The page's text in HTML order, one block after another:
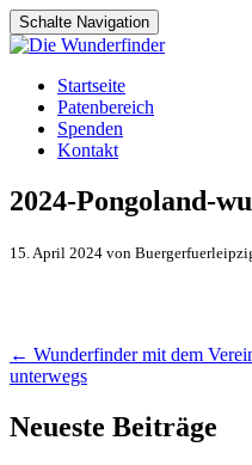
Schalte Navigation
Zum
Inhalt
springen
Startseite
Patenbereich
Spenden
Kontakt
2024-Pongoland-
15. April 2024 von
Artikel-
Navigation
← Wunderfinder mit dem
unterwegs
Neueste Beiträge